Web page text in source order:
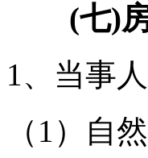
(七)房
1、当事
（1）自